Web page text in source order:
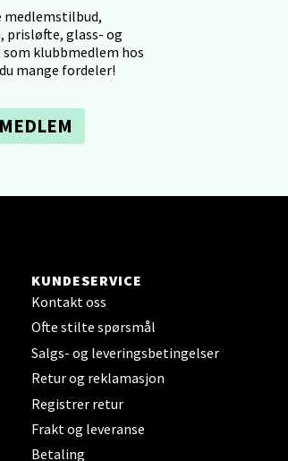
medlemstilbud,
prisløfte, glass- og
klubbmedlem hos
mange fordeler!
KUNDESERVICE
Kontakt oss
Ofte stilte spørsmål
Salgs- og leveringsbetingelser
Retur og reklamasjon
Registrer retur
Frakt og leveranse
Betaling